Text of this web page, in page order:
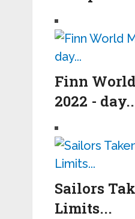
Finn
2022 -
Sailors
Limits...